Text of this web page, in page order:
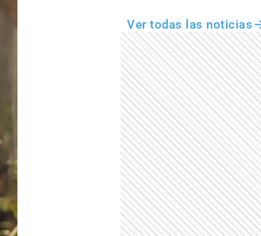
Ver todas las noticias